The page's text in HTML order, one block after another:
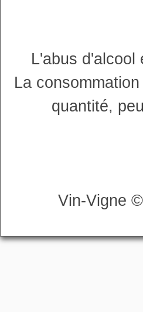
L'abus d'alcool
La
quantité,
Vin-Vigne